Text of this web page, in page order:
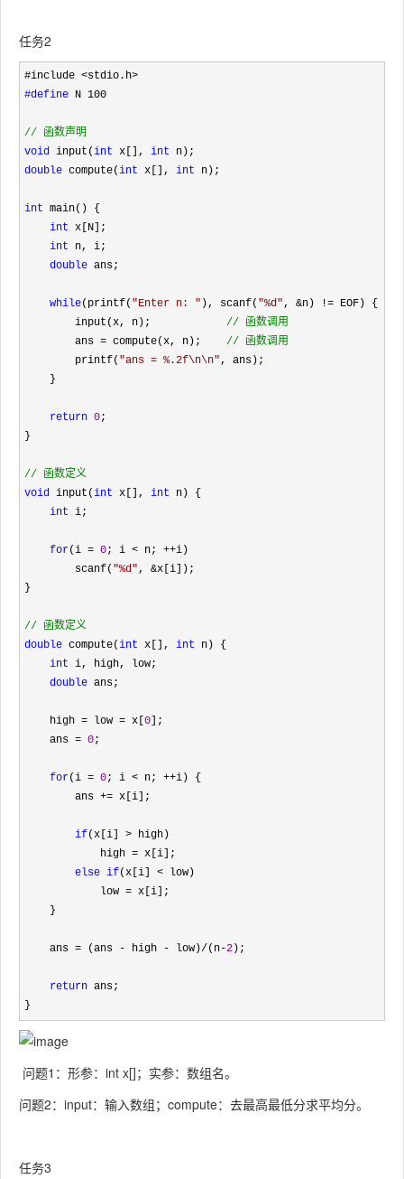
任务2
#define N 100
// 函数声明
void input(int x[], int
double compute(int x[], int n);
int main() {
int x[N];
int n, i;
double ans;
while(printf( "Enter n: " ), scanf( "%d", &n) != EOF) {
        input(x, n);
// 函数调用
        ans = compute(x, n);
// 函数调用
        printf(
"ans = %.2f\n\n", ans);
return 0;
}
// 函数定义
void input(int x[], int n) {
int i;
for(i = 0; i < n; ++i)
        scanf(
"%d", &x[i]);
}
// 函数定义
double compute(int x[], int n) {
int i, high, low;
double ans;
    high
= low = x[ 0 ];
    ans
= 0;
for(i = 0; i < n; ++i) {
        ans
+= x[i];
if(x[i] > high)
            high
= x[i];
else if(x[i] < low)
            low
= x[i];
    ans
= (ans - high - low)/(n-2 );
return ans;
}
问题1：形参：int x[]；实参：数组名。
问题2：input：输入数组；compute：去最高最低分求平均分。
任务3